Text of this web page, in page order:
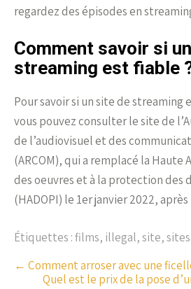
regardez des épisodes en
Comment savoir si
streaming est fiable
Pour savoir si un site de streaming
vous pouvez consulter le site de
de l’audiovisuel et des
(ARCOM), qui a remplacé la Haute
des oeuvres et à la protection des
(HADOPI) le 1er janvier 2022,
Étiquettes :films, illegal,site,sites
P
← Comment arroser avec une
Quel est le prix de la pose